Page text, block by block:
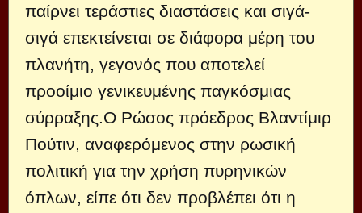
παίρνει τεράστιες διαστάσεις και σιγά-
σιγά επεκτείνεται σε διάφορα μέρη του
πλανήτη, γεγονός που αποτελεί
προοίμιο γενικευμένης παγκόσμιας
σύρραξης.Ο Ρώσος πρόεδρος Βλαντίμιρ
Πούτιν, αναφερόμενος στην ρωσική
πολιτική για την χρήση πυρηνικών
όπλων, είπε ότι δεν προβλέπει ότι η